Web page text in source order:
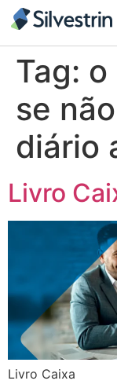
Tag: o
se
diário
Livro
Livro Caixa